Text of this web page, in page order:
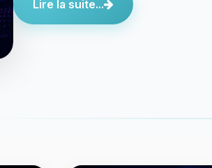
Lire la suite...